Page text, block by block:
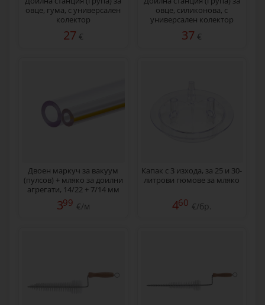
овце, гума, с универсален
колектор
27 €
овце, силиконова, с
универсален колектор
37 €
Двоен маркуч за вакуум
(пулсов) + мляко за доилни
агрегати, 14/22 + 7/14 мм
399 €/м
Капак с 3 изхода, за 25 и 30-
литрови гюмове за мляко
460 €/бр.